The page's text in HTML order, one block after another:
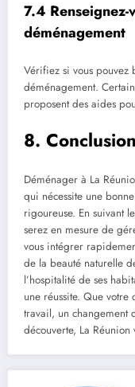
7.4 Renseignez-
déménagement
Vérifiez si vous pouvez
déménagement.
proposent des aides
8. Conclusion
Déménager à La
qui nécessite une
rigoureuse. En suivant
serez en mesure de
vous intégrer
de la beauté naturelle
l’hospitalité de ses
une réussite. Que
travail, un changement
découverte, La